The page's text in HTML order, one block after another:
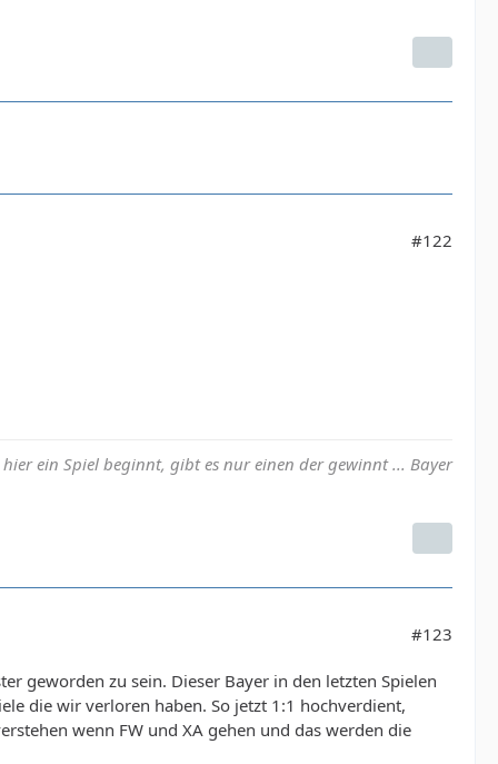
#122
ein Spiel beginnt, gibt es nur einen der gewinnt ... Bayer
#123
geworden zu sein. Dieser Bayer in den letzten Spielen
die wir verloren haben. So jetzt 1:1 hochverdient,
wenn FW und XA gehen und das werden die